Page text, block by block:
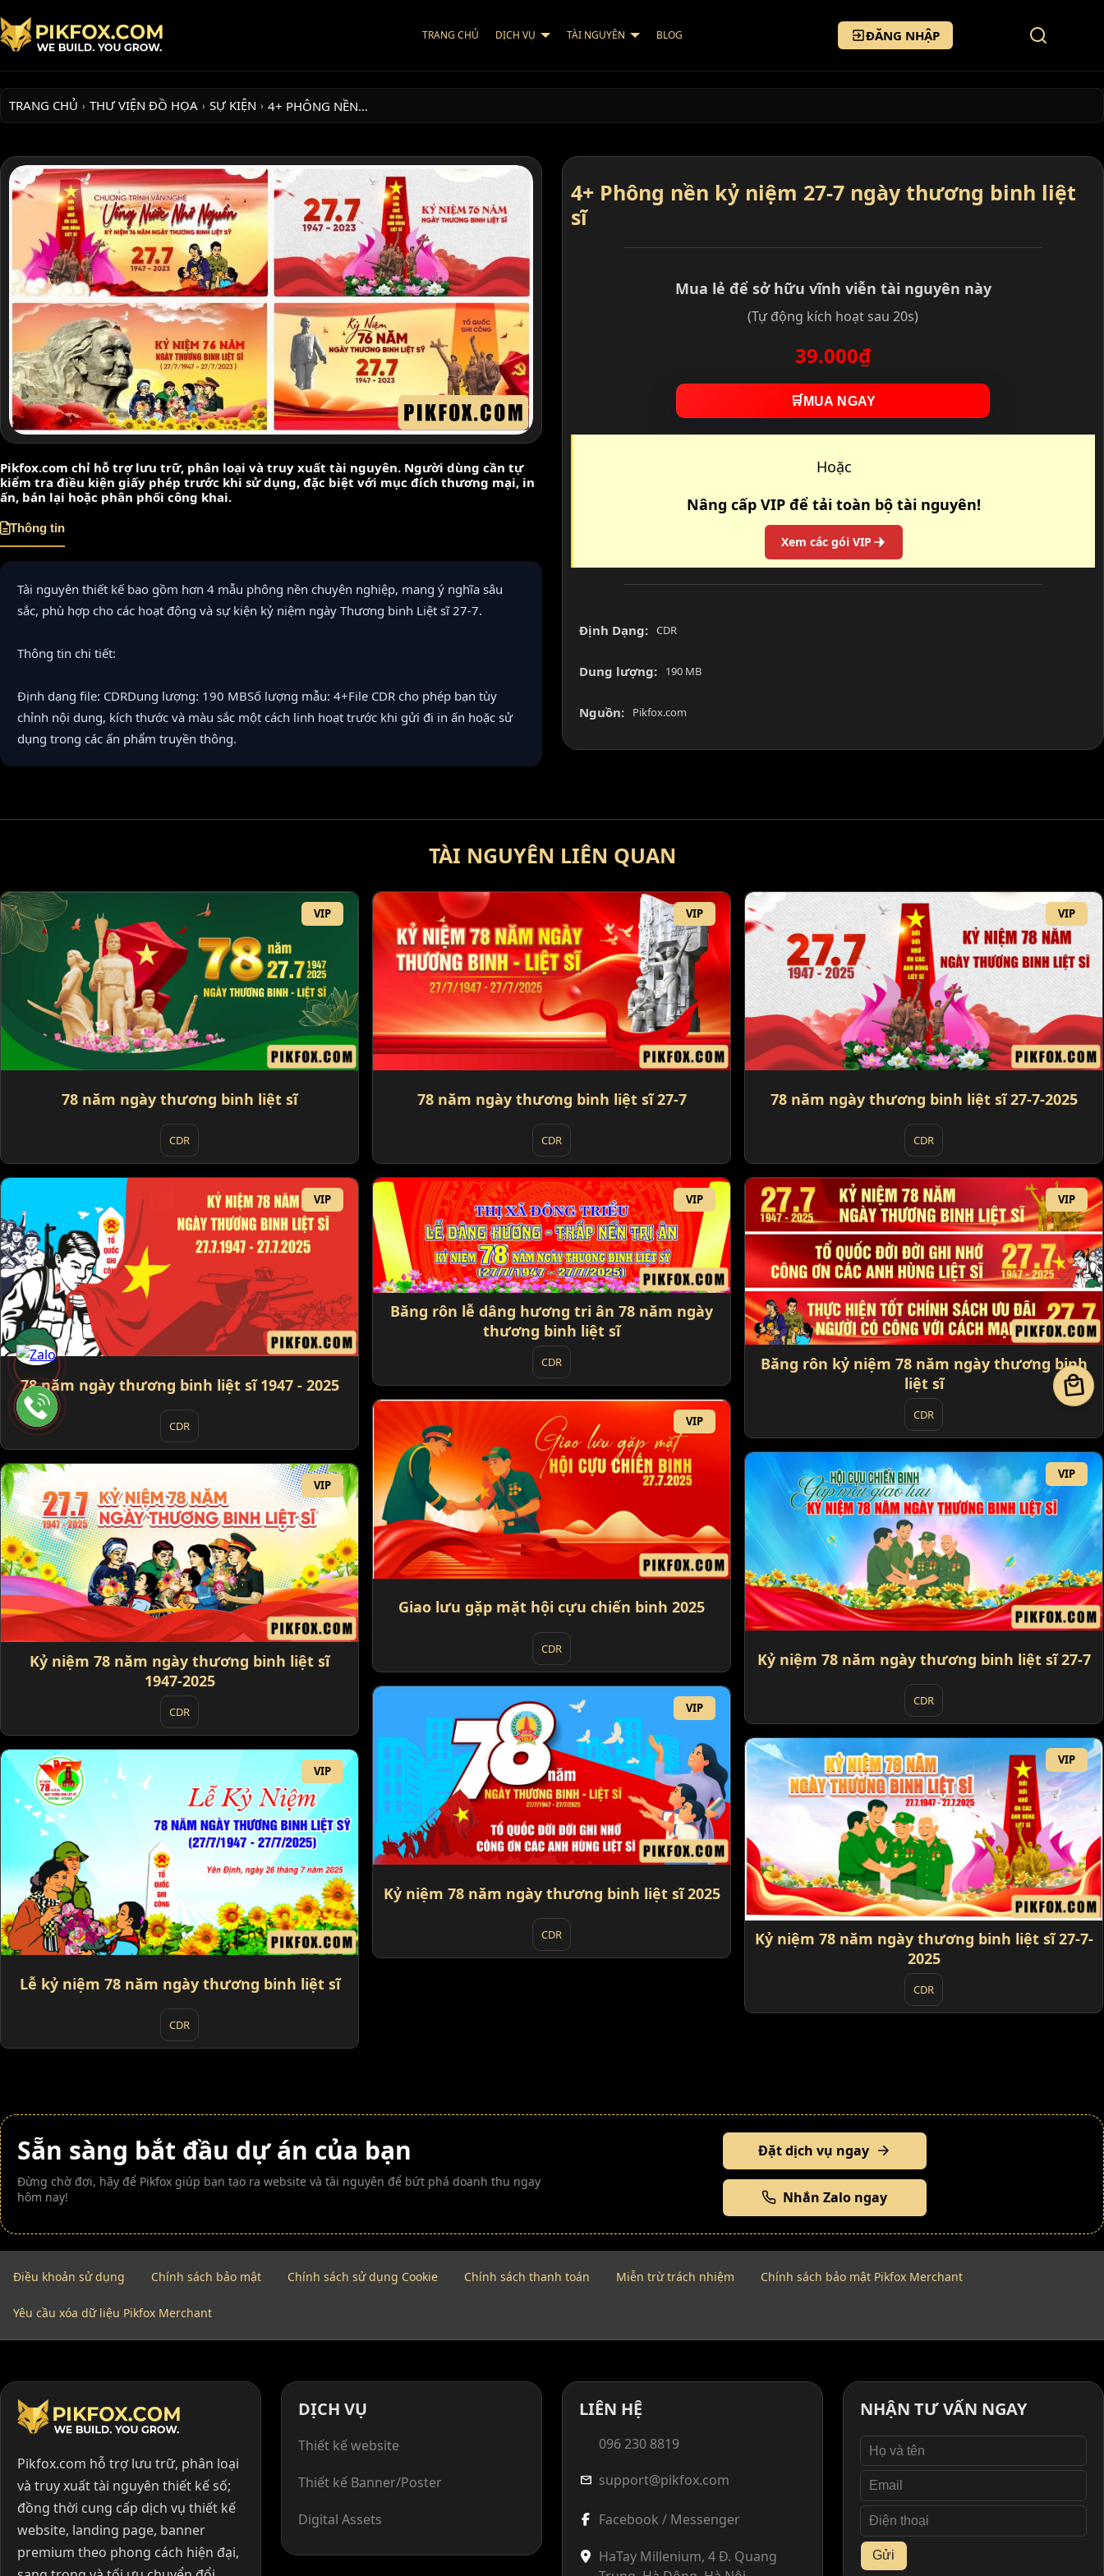
TRANG CHỦ DỊCH VỤ TÀI NGUYÊN BLOG ĐĂNG NHẬP
TRANG CHỦ › THƯ VIỆN ĐỒ HỌA › SỰ KIỆN › 4+ PHÔNG NỀN…
Pikfox.com chỉ hỗ trợ lưu trữ, phân loại và truy xuất tài nguyên. Người dùng cần tự
kiểm tra điều kiện giấy phép trước khi sử dụng, đặc biệt với mục đích thương mại, in
ấn, bán lại hoặc phân phối công khai.
Thông tin
Tài nguyên thiết kế bao gồm hơn 4 mẫu phông nền chuyên nghiệp, mang ý nghĩa sâu
sắc, phù hợp cho các hoạt động và sự kiện kỷ niệm ngày Thương binh Liệt sĩ 27-7.
Thông tin chi tiết:
Định dạng file: CDRDung lượng: 190 MBSố lượng mẫu: 4+File CDR cho phép bạn tùy
chỉnh nội dung, kích thước và màu sắc một cách linh hoạt trước khi gửi đi in ấn hoặc sử
dụng trong các ấn phẩm truyền thông.
4+ Phông nền kỷ niệm 27-7 ngày thương binh liệt
sĩ
Mua lẻ để sở hữu vĩnh viễn tài nguyên này
(Tự động kích hoạt sau 20s)
39.000₫
🛒 MUA NGAY
Hoặc
Nâng cấp VIP để tải toàn bộ tài nguyên!
Xem các gói VIP
Định Dạng: CDR
Dung lượng: 190 MB
Nguồn: Pikfox.com
TÀI NGUYÊN LIÊN QUAN
VIP
78 năm ngày thương binh liệt sĩ
CDR
VIP
78 năm ngày thương binh liệt sĩ 27-7
CDR
VIP
78 năm ngày thương binh liệt sĩ 27-7-2025
CDR
VIP
78 năm ngày thương binh liệt sĩ 1947 - 2025
CDR
VIP
Băng rôn lễ dâng hương tri ân 78 năm ngày
thương binh liệt sĩ
CDR
VIP
Băng rôn kỷ niệm 78 năm ngày thương binh
liệt sĩ
CDR
VIP
Giao lưu gặp mặt hội cựu chiến binh 2025
CDR
VIP
Kỷ niệm 78 năm ngày thương binh liệt sĩ 27-7
CDR
VIP
Kỷ niệm 78 năm ngày thương binh liệt sĩ
1947-2025
CDR VIP
Kỷ niệm 78 năm ngày thương binh liệt sĩ 2025
CDR
VIP
Kỷ niệm 78 năm ngày thương binh liệt sĩ 27-7-
2025
CDR
VIP
Lễ kỷ niệm 78 năm ngày thương binh liệt sĩ
CDR
Sẵn sàng bắt đầu dự án của bạn
Đừng chờ đợi, hãy để Pikfox giúp bạn tạo ra website và tài nguyên để bứt phá doanh thu ngay
hôm nay!
Đặt dịch vụ ngay
Nhắn Zalo ngay
Điều khoản sử dụng Chính sách bảo mật Chính sách sử dụng Cookie Chính sách thanh toán Miễn trừ trách nhiệm Chính sách bảo mật Pikfox Merchant
Yêu cầu xóa dữ liệu Pikfox Merchant
Pikfox.com hỗ trợ lưu trữ, phân loại
và truy xuất tài nguyên thiết kế số;
đồng thời cung cấp dịch vụ thiết kế
website, landing page, banner
premium theo phong cách hiện đại,
DỊCH VỤ
Thiết kế website
Thiết kế Banner/Poster
Digital Assets
LIÊN HỆ
096 230 8819
mail support@pikfox.com
Facebook / Messenger
HaTay Millenium, 4 Đ. Quang
NHẬN TƯ VẤN NGAY
Gửi
local_mall